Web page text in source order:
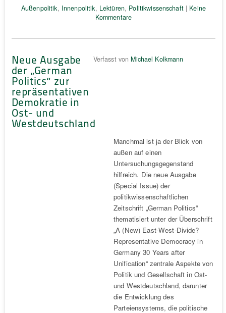
Außenpolitik, Innenpolitik, Lektüren, Politikwissenschaft| Keine
Kommentare
Neue Ausgabe
der „German
Politics“ zur
repräsentativen
Demokratie in
Ost- und
Westdeutschland
Verfasst von Michael Kolkmann
Manchmal ist ja der Blick von
außen auf einen
Untersuchungsgegenstand
hilfreich. Die neue Ausgabe
(Special Issue) der
politikwissenschaftlichen
Zeitschrift „German Politics“
thematisiert unter der Überschrift
„A (New) East-West-Divide?
Representative Democracy in
Germany 30 Years after
Unification“ zentrale Aspekte von
Politik und Gesellschaft in Ost-
und Westdeutschland, darunter
die Entwicklung des
Parteiensystems, die politische